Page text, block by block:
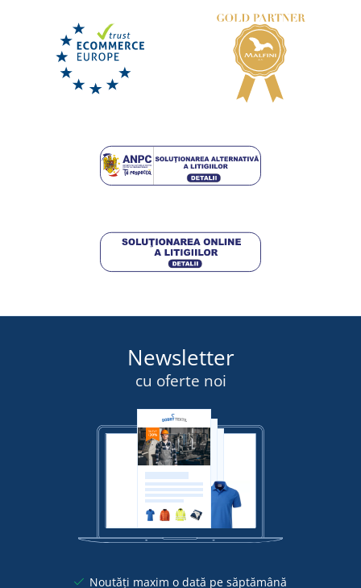
+12
Șort de gătit pentru copii
49,00 lei
Newsletter
cu oferte noi
Noutăți maxim o dată pe săptămână